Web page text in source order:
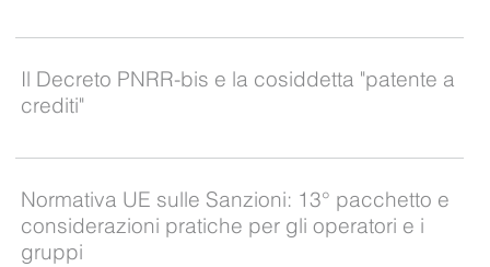
Il Decreto PNRR-bis e la cosiddetta "patente a
crediti"
Normativa UE sulle Sanzioni: 13° pacchetto e
considerazioni pratiche per gli operatori e i
gruppi